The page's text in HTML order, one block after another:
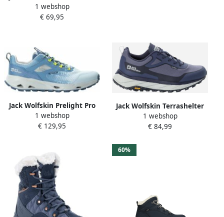
Hybrid Low Women
Wandelschoen Dames 43
1 webshop
€ 69,95
Jack Wolfskin Prelight Pro
Vent Support System Low
wandelschoenen Ele tal
1 webshop
€ 129,95
Jack Wolfskin Terrashelter
Low Women Wandelschoen
Dames 42.5 dolphin
1 webshop
€ 84,99
60%